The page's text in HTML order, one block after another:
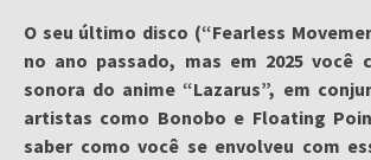
O seu último disco (“Fearless
no ano passado, mas em 2025 você
sonora do anime “Lazarus”, em
artistas como Bonobo e Floating
saber como você se envolveu com